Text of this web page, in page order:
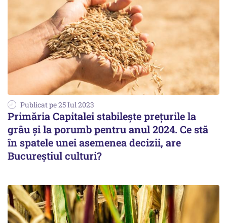
Publicat pe 25 Iul 2023
Primăria Capitalei stabilește prețurile la
grâu și la porumb pentru anul 2024. Ce stă
în spatele unei asemenea decizii, are
Bucureștiul culturi?